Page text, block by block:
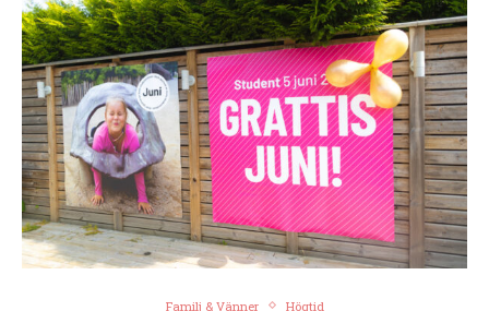
Familj & Vänner Högtid